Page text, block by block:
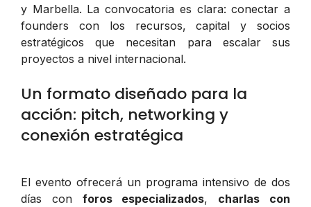
y Marbella. La convocatoria es clara: conectar a
founders con los recursos, capital y socios
estratégicos que necesitan para escalar sus
proyectos a nivel internacional.
Un formato diseñado para la
acción: pitch, networking y
conexión estratégica
El evento ofrecerá un programa intensivo de dos
días con foros especializados, charlas con